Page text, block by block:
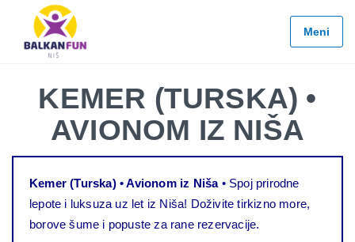
Travel
EVROPSKI
GRADOVI
DESTINACIJE
KONTAKTIRAJTE
Meni
KEMER (TURSKA) •
AVIONOM IZ NIŠA
Kemer (Turska) • Avionom iz Niša• Spoj prirodne
lepote i luksuza uz let iz Niša! Doživite tirkizno more,
borove šume i popuste za rane rezervacije.